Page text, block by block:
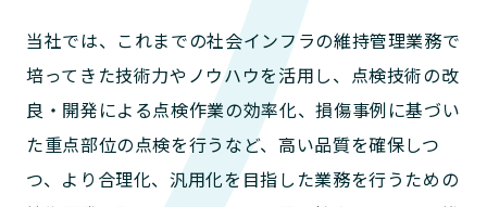
当社では、これまでの社会インフラの維持管理業務で
培ってきた技術力やノウハウを活用し、点検技術の改
良・開発による点検作業の効率化、損傷事例に基づい
た重点部位の点検を行うなど、高い品質を確保しつ
つ、より合理化、汎用化を目指した業務を行うための